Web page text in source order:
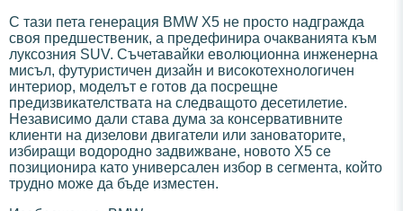
С тази пета генерация BMW X5 не просто надгражда
своя предшественик, а предефинира очакванията към
луксозния SUV. Съчетавайки еволюционна инженерна
мисъл, футуристичен дизайн и високотехнологичен
интериор, моделът е готов да посрещне
предизвикателствата на следващото десетилетие.
Независимо дали става дума за консервативните
клиенти на дизелови двигатели или зановаторите,
избиращи водородно задвижване, новото X5 се
позиционира като универсален избор в сегмента, който
трудно може да бъде изместен.